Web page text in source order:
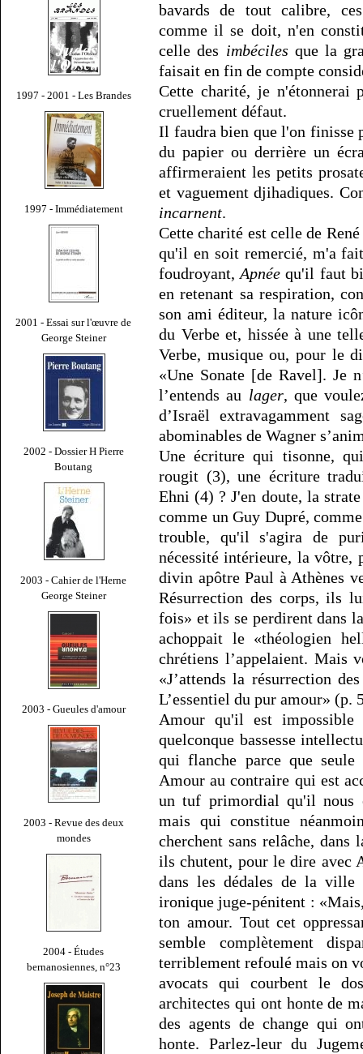
1997 - 2001 - Les Brandes
1997 - Immédiatement
2001 - Essai sur l'œuvre de
George Steiner
2002 - Dossier H Pierre
Boutang
2003 - Cahier de l'Herne
George Steiner
2003 - Gueules d'amour
2003 - Revue des deux
mondes
2004 - Études
bernanosiennes, n°23
bavards de tout calibre,
comme il se doit, n'en
celle des imbéciles que la
faisait en fin de compte
Cette charité, je n'étonnerai
cruellement défaut.
Il faudra bien que l'on finisse
du papier ou derrière un
affirmeraient les petits
et vaguement djihadiques.
incarnent.
Cette charité est celle de
qu'il en soit remercié, m'a
foudroyant,Apnée qu'il faut
en retenant sa respiration,
son ami éditeur, la nature
du Verbe et, hissée à une
Verbe, musique ou, pour le
«Une Sonate [de Ravel]. Je
l’entends au lager, que
d’Israël extravagamment
abominables de Wagner
Une écriture qui tisonne,
rougit (3), une écriture
Ehni (4) ? J'en doute, la
comme un Guy Dupré,
trouble, qu'il s'agira de
nécessité intérieure, la vôtre,
divin apôtre Paul à Athènes
Résurrection des corps, ils
fois» et ils se perdirent dans
achoppait le «théologien
chrétiens l’appelaient. Mais
«J’attends la résurrection
L’essentiel du pur amour» (p.
Amour qu'il est impossible
quelconque bassesse
qui flanche parce que
Amour au contraire qui est
un tuf primordial qu'il nous
mais qui constitue
cherchent sans relâche,
ils chutent, pour le dire avec
dans les dédales de la
ironique juge-pénitent :
ton amour. Tout cet
semble complètement
terriblement refoulé mais on
avocats qui courbent le
architectes qui ont honte de
des agents de change qui
honte. Parlez-leur du